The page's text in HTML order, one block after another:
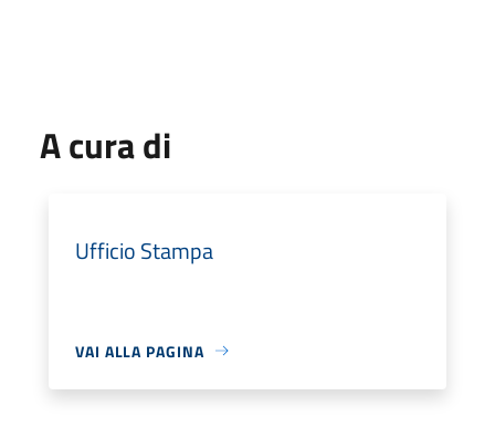
A cura di
Ufficio Stampa
VAI ALLA PAGINA